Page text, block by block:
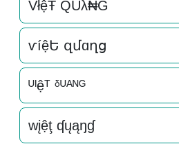
VłệŦ QUλ₦G
ѵíệԵ զմɑղց
ᵁᴵệᵀ ᵟᵁᴬᴺᴳ
wįệţ ʠųąŋɠ